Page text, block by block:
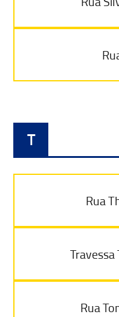
T
Rua
Rua